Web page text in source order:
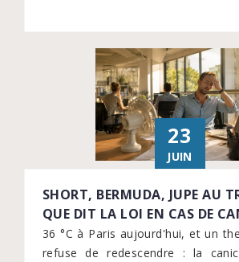
23
JUIN
SHORT, BERMUDA, JUPE AU
QUE DIT LA LOI EN CAS DE
36 °C à Paris aujourd'hui, et un
refuse de redescendre : la